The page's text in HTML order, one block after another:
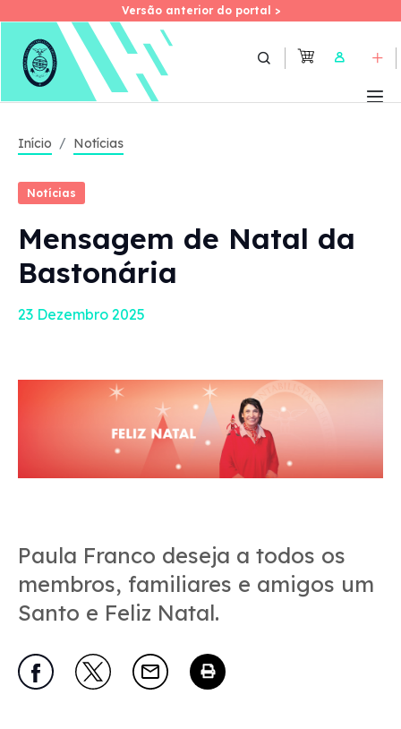
Skip
Versão anterior do portal >
Versão anterior do portal >
User
Início Notícias
Notícias
Mensagem de Natal da
Bastonária
23 Dezembro 2025
Paula Franco deseja a todos os
membros, familiares e amigos um
Santo e Feliz Natal.